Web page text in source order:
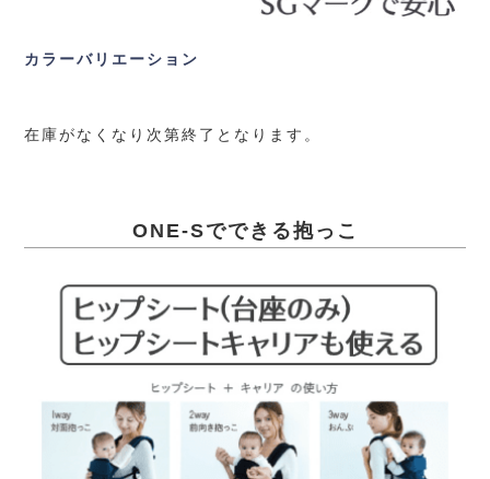
カラーバリエーション
在庫がなくなり次第終了となります。
ONE-Sでできる抱っこ